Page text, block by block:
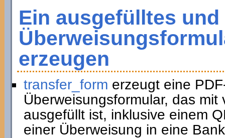
Ein ausgefülltes
erzeugen
transfer_form erzeugt eine
Überweisungsformular, das
ausgefüllt ist, inklusive einem
einer Überweisung in eine